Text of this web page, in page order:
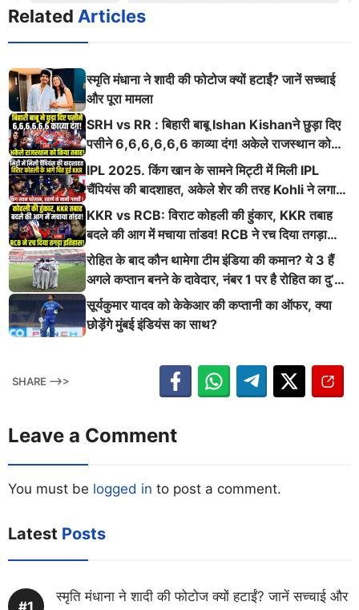
Related Articles
स्मृति मंधाना ने शादी की फोटोज क्यों हटाईं? जानें सच्चाई
और पूरा मामला
SRH vs RR : बिहारी बाबू Ishan Kishanने छुड़ा दिए
पसीने 6,6,6,6,6,6 काव्या दंग! अकेले राजस्थान को
किया तबाह!
IPL 2025. किंग खान के सामने मिट्टी में मिली IPL
चैंपियंस की बादशाहत, अकेले शेर की तरह Kohli ने लगाई
ऐसी दहाड़
KKR vs RCB: विराट कोहली की हुंकार, KKR तबाह
बदले की आग में मचाया तांडव! RCB ने रच दिया तगड़ा
इतिहास
रोहित के बाद कौन थामेगा टीम इंडिया की कमान? ये 3 हैं
अगले कप्तान बनने के दावेदार, नंबर 1 पर है रोहित का दु’
श्मन
सूर्यकुमार यादव को केकेआर की कप्तानी का ऑफर, क्या
छोड़ेंगे मुंबई इंडियंस का साथ?
SHARE -->>
Leave a Comment
You must be logged in to post a comment.
Latest Posts
स्मृति मंधाना ने शादी की फोटोज क्यों हटाईं? जानें सच्चाई और